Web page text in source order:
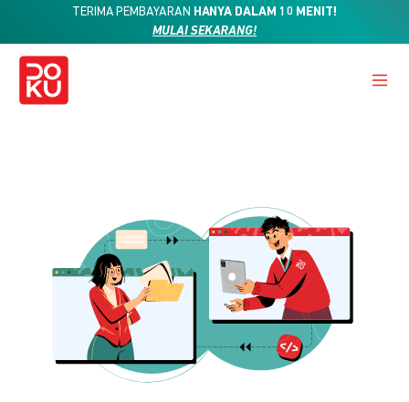
TERIMA PEMBAYARAN HANYA DALAM 10 MENIT!
MULAI SEKARANG!